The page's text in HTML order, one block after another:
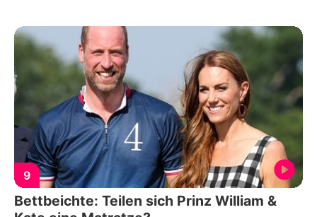
9
Bettbeichte: Teilen sich Prinz William &